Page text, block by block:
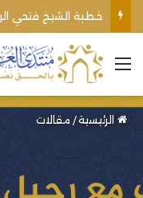
القائمة
الرئيسية/ مقالات